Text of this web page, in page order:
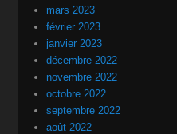
mars 2023
février 2023
janvier 2023
décembre 2022
novembre 2022
octobre 2022
septembre 2022
août 2022